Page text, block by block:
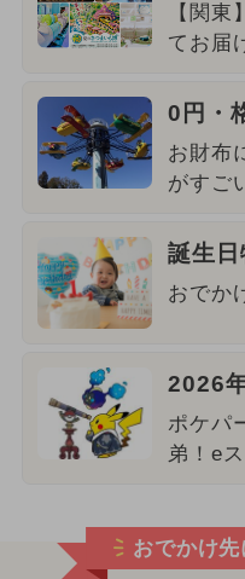
【関
てお届
0円・
お財布
がすご
誕生
おでか
2026
ポケパ
弟！e
おでかけ先